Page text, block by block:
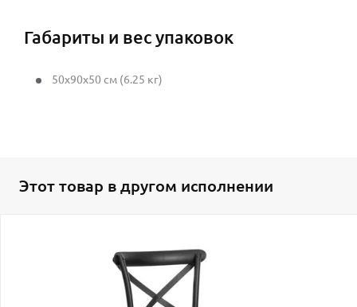
Габариты и вес упаковок
50x90x50 см (6.25 кг)
Этот товар в другом исполнении